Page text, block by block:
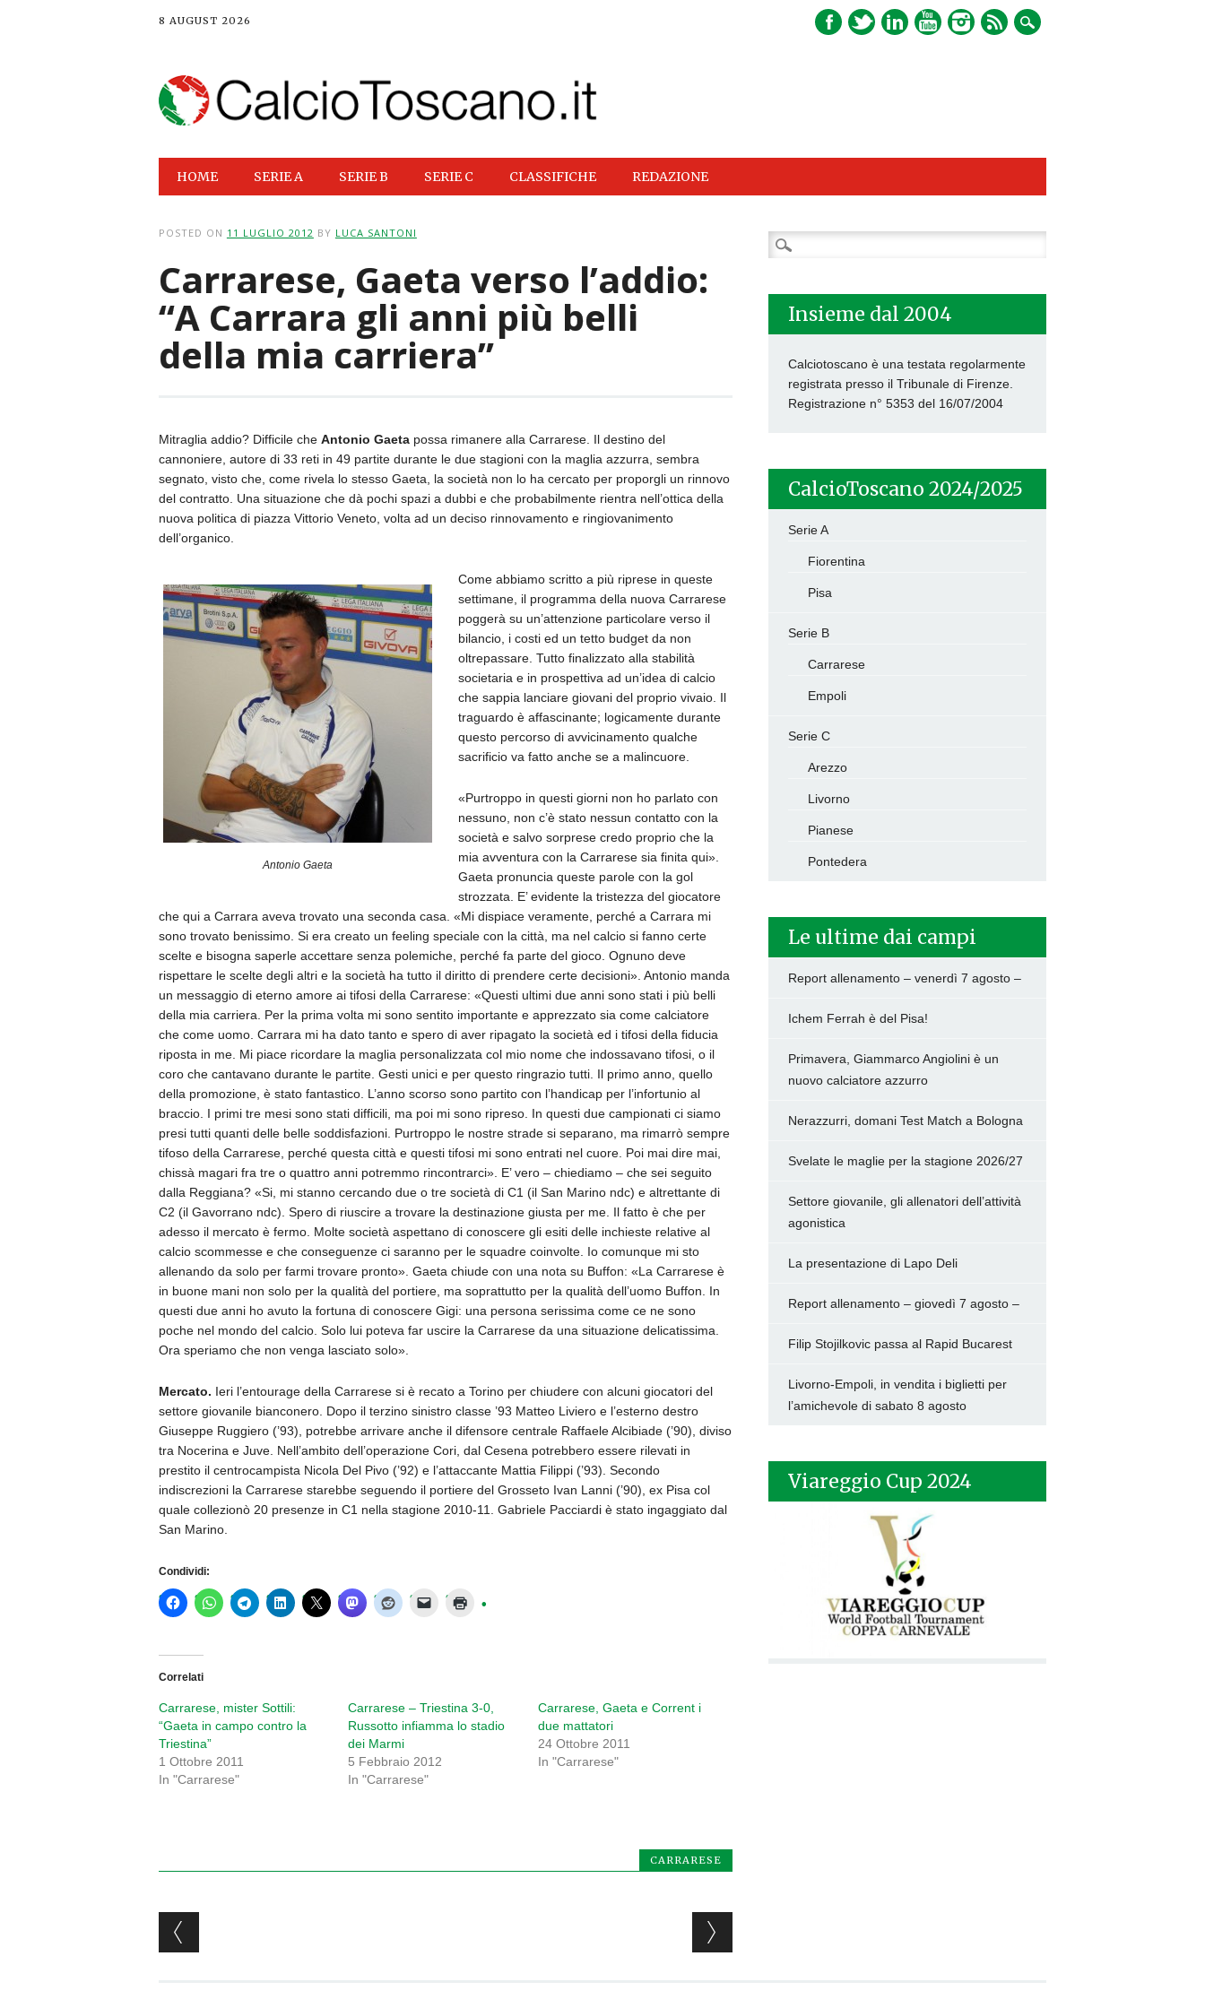
8 AUGUST 2026
Main menu
HOME SERIE A SERIE B SERIE C CLASSIFICHE REDAZIONE
POSTED ON 11 LUGLIO 2012 BY LUCA SANTONI
Carrarese, Gaeta verso l’addio:
“A Carrara gli anni più belli
della mia carriera”
Mitraglia addio? Difficile che Antonio Gaetapossa rimanere alla Carrarese. Il destino del
cannoniere, autore di 33 reti in 49 partite durante le due stagioni con la maglia azzurra, sembra
segnato, visto che, come rivela lo stesso Gaeta, la società non lo ha cercato per proporgli un rinnovo
del contratto. Una situazione che dà pochi spazi a dubbi e che probabilmente rientra nell’ottica della
nuova politica di piazza Vittorio Veneto, volta ad un deciso rinnovamento e ringiovanimento
dell’organico.
Antonio Gaeta
Come abbiamo scritto a più riprese in queste
settimane, il programma della nuova Carrarese
poggerà su un’attenzione particolare verso il
bilancio, i costi ed un tetto budget da non
oltrepassare. Tutto finalizzato alla stabilità
societaria e in prospettiva ad un’idea di calcio
che sappia lanciare giovani del proprio vivaio. Il
traguardo è affascinante; logicamente durante
questo percorso di avvicinamento qualche
sacrificio va fatto anche se a malincuore.
«Purtroppo in questi giorni non ho parlato con
nessuno, non c’è stato nessun contatto con la
società e salvo sorprese credo proprio che la
mia avventura con la Carrarese sia finita qui».
Gaeta pronuncia queste parole con la gol
strozzata. E’ evidente la tristezza del giocatore
che qui a Carrara aveva trovato una seconda casa. «Mi dispiace veramente, perché a Carrara mi
sono trovato benissimo. Si era creato un feeling speciale con la città, ma nel calcio si fanno certe
scelte e bisogna saperle accettare senza polemiche, perché fa parte del gioco. Ognuno deve
rispettare le scelte degli altri e la società ha tutto il diritto di prendere certe decisioni». Antonio manda
un messaggio di eterno amore ai tifosi della Carrarese: «Questi ultimi due anni sono stati i più belli
della mia carriera. Per la prima volta mi sono sentito importante e apprezzato sia come calciatore
che come uomo. Carrara mi ha dato tanto e spero di aver ripagato la società ed i tifosi della fiducia
riposta in me. Mi piace ricordare la maglia personalizzata col mio nome che indossavano tifosi, o il
coro che cantavano durante le partite. Gesti unici e per questo ringrazio tutti. Il primo anno, quello
della promozione, è stato fantastico. L’anno scorso sono partito con l’handicap per l’infortunio al
braccio. I primi tre mesi sono stati difficili, ma poi mi sono ripreso. In questi due campionati ci siamo
presi tutti quanti delle belle soddisfazioni. Purtroppo le nostre strade si separano, ma rimarrò sempre
tifoso della Carrarese, perché questa città e questi tifosi mi sono entrati nel cuore. Poi mai dire mai,
chissà magari fra tre o quattro anni potremmo rincontrarci». E’ vero – chiediamo – che sei seguito
dalla Reggiana? «Si, mi stanno cercando due o tre società di C1 (il San Marino ndc) e altrettante di
C2 (il Gavorrano ndc). Spero di riuscire a trovare la destinazione giusta per me. Il fatto è che per
adesso il mercato è fermo. Molte società aspettano di conoscere gli esiti delle inchieste relative al
calcio scommesse e che conseguenze ci saranno per le squadre coinvolte. Io comunque mi sto
allenando da solo per farmi trovare pronto». Gaeta chiude con una nota su Buffon: «La Carrarese è
in buone mani non solo per la qualità del portiere, ma soprattutto per la qualità dell’uomo Buffon. In
questi due anni ho avuto la fortuna di conoscere Gigi: una persona serissima come ce ne sono
poche nel mondo del calcio. Solo lui poteva far uscire la Carrarese da una situazione delicatissima.
Ora speriamo che non venga lasciato solo».
Mercato. Ieri l’entourage della Carrarese si è recato a Torino per chiudere con alcuni giocatori del
settore giovanile bianconero. Dopo il terzino sinistro classe ’93 Matteo Liviero e l’esterno destro
Giuseppe Ruggiero (’93), potrebbe arrivare anche il difensore centrale Raffaele Alcibiade (’90), diviso
tra Nocerina e Juve. Nell’ambito dell’operazione Cori, dal Cesena potrebbero essere rilevati in
prestito il centrocampista Nicola Del Pivo (’92) e l’attaccante Mattia Filippi (’93). Secondo
indiscrezioni la Carrarese starebbe seguendo il portiere del Grosseto Ivan Lanni (’90), ex Pisa col
quale collezionò 20 presenze in C1 nella stagione 2010-11. Gabriele Pacciardi è stato ingaggiato dal
San Marino.
Condividi:
Correlati
Carrarese, mister Sottili:
“Gaeta in campo contro la
Triestina”
1 Ottobre 2011
In "Carrarese"
Carrarese – Triestina 3-0,
Russotto infiamma lo stadio
dei Marmi
5 Febbraio 2012
In "Carrarese"
Carrarese, Gaeta e Corrent i
due mattatori
24 Ottobre 2011
In "Carrarese"
CARRARESE
Post navigation
Ricerca
per:
Insieme dal 2004
Calciotoscano è una testata regolarmente
registrata presso il Tribunale di Firenze.
Registrazione n° 5353 del 16/07/2004
CalcioToscano 2024/2025
Serie A
Fiorentina
Pisa
Serie B
Carrarese
Empoli
Serie C
Arezzo
Livorno
Pianese
Pontedera
Le ultime dai campi
Report allenamento – venerdì 7 agosto –
Ichem Ferrah è del Pisa!
Primavera, Giammarco Angiolini è un
nuovo calciatore azzurro
Nerazzurri, domani Test Match a Bologna
Svelate le maglie per la stagione 2026/27
Settore giovanile, gli allenatori dell’attività
agonistica
La presentazione di Lapo Deli
Report allenamento – giovedì 7 agosto –
Filip Stojilkovic passa al Rapid Bucarest
Livorno-Empoli, in vendita i biglietti per
l’amichevole di sabato 8 agosto
Viareggio Cup 2024